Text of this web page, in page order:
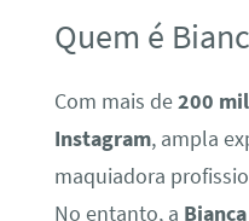
Quem é
Com mais de200
Instagram, ampla
maquiadora
No entanto, a Bianca